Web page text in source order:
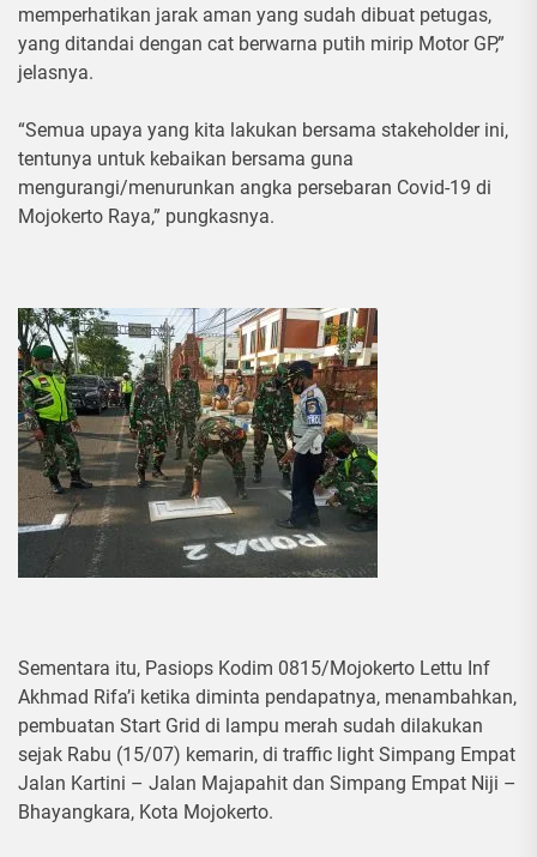
memperhatikan jarak aman yang sudah dibuat petugas,
yang ditandai dengan cat berwarna putih mirip Motor GP,”
jelasnya.
“Semua upaya yang kita lakukan bersama stakeholder ini,
tentunya untuk kebaikan bersama guna
mengurangi/menurunkan angka persebaran Covid-19 di
Mojokerto Raya,” pungkasnya.
Sementara itu, Pasiops Kodim 0815/Mojokerto Lettu Inf
Akhmad Rifa’i ketika diminta pendapatnya, menambahkan,
pembuatan Start Grid di lampu merah sudah dilakukan
sejak Rabu (15/07) kemarin, di traffic light Simpang Empat
Jalan Kartini – Jalan Majapahit dan Simpang Empat Niji –
Bhayangkara, Kota Mojokerto.